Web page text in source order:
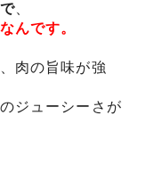
、
んです。
肉の旨味が強
ジューシーさが